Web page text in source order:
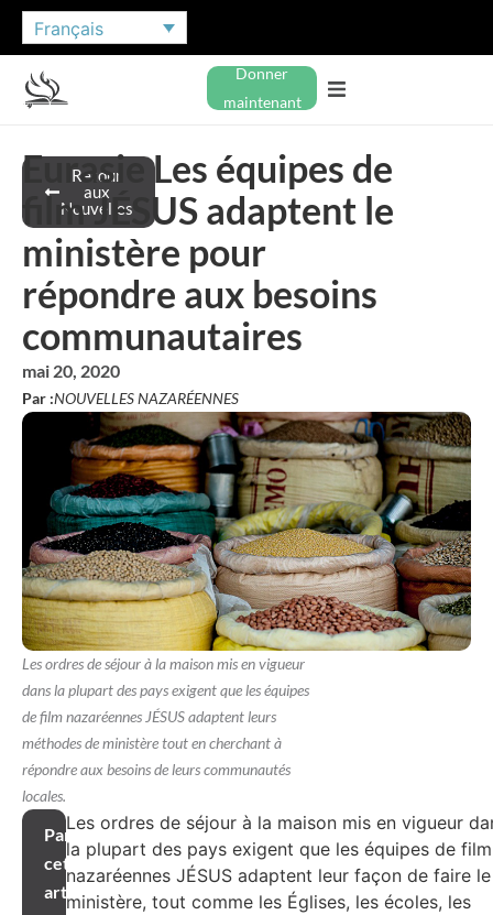
Français
Donner
maintenant
Retour
aux
Nouvelles
Eurasie Les équipes de
film JÉSUS adaptent le
ministère pour
répondre aux besoins
communautaires
mai 20, 2020
Par :NOUVELLES NAZARÉENNES
Les ordres de séjour à la maison mis en vigueur
dans la plupart des pays exigent que les équipes
de film nazaréennes JÉSUS adaptent leurs
méthodes de ministère tout en cherchant à
répondre aux besoins de leurs communautés
locales.
Partager
cet
article
Les ordres de séjour à la maison mis en vigueur
la plupart des pays exigent que les équipes de film
nazaréennes JÉSUS adaptent leur façon de faire le
ministère, tout comme les Églises, les écoles, les